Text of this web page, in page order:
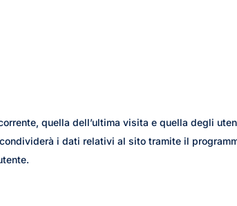
quella dell’ultima visita e quella degli
i dati relativi al sito tramite il